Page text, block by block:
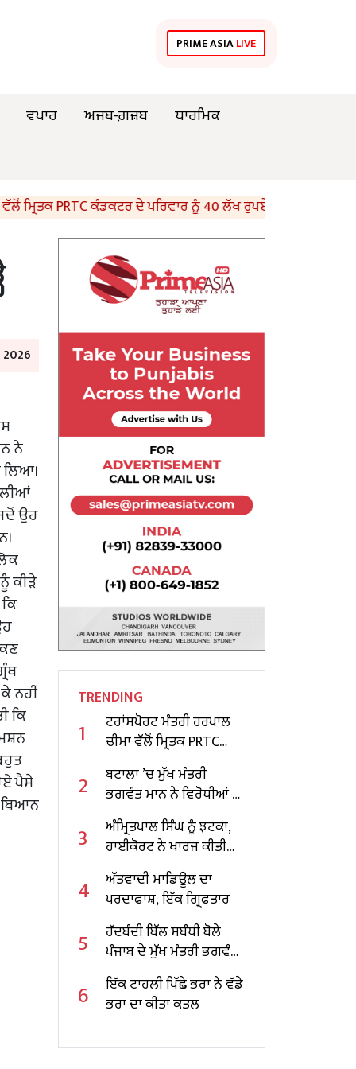
PRIME ASIALIVE
ਵਪਾਰ ਅਜਬ-ਗ਼ਜ਼ਬ
ਧਾਰਮਿਕ
PRTC ਕੰਡਕਟਰ ਦੇ ਪਰਿਵਾਰ ਨੂੰ 40 ਲੱਖ ਰੁਪਏ ਦਾ ਬੀਮਾ ਚੈੱਕ ਭੇਟ
ਨੇ
ਉਹ
ਕੀੜੇ
ਨਹੀਂ
ਕਿ
ਪੈਸੇ
ਬਿਆਨ
TRENDING
1
ਟਰਾਂਸਪੋਰਟ ਮੰਤਰੀ ਹਰਪਾਲ
ਚੀਮਾ ਵੱਲੋਂ ਮ੍ਰਿਤਕ PRTC
ਕੰਡਕਟਰ ਦੇ ਪਰਿਵਾਰ ਨੂੰ 40
ਲੱਖ ਰੁਪਏ ਦਾ ਬੀਮਾ ਚੈੱਕ ਭੇਟ
2
ਬਟਾਲਾ ’ਚ ਮੁੱਖ ਮੰਤਰੀ
ਭਗਵੰਤ ਮਾਨ ਨੇ ਵਿਰੋਧੀਆਂ ਨੂੰ
ਲਿਆ ਅੜ੍ਹੇ ਹੱਥੀਂ
3
ਅੰਮ੍ਰਿਤਪਾਲ ਸਿੰਘ ਨੂੰ ਝਟਕਾ,
ਹਾਈਕੋਰਟ ਨੇ ਖਾਰਜ ਕੀਤੀ
ਪਟੀਸ਼ਨ
4
ਅੱਤਵਾਦੀ ਮਾਡਿਊਲ ਦਾ
ਪਰਦਾਫਾਸ਼, ਇੱਕ ਗ੍ਰਿਫਤਾਰ
5
ਹੱਦਬੰਦੀ ਬਿੱਲ ਸਬੰਧੀ ਬੋਲੇ
ਪੰਜਾਬ ਦੇ ਮੁੱਖ ਮੰਤਰੀ ਭਗਵੰਤ
ਮਾਨ
6
ਇੱਕ ਟਾਹਲੀ ਪਿੱਛੇ ਭਰਾ ਨੇ ਵੱਡੇ
ਭਰਾ ਦਾ ਕੀਤਾ ਕਤਲ